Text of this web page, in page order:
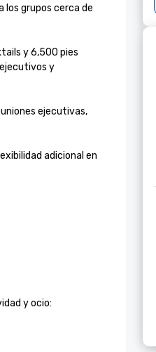
los grupos cerca de
y 6,500 pies
y
ejecutivas,
adicional en
y ocio: